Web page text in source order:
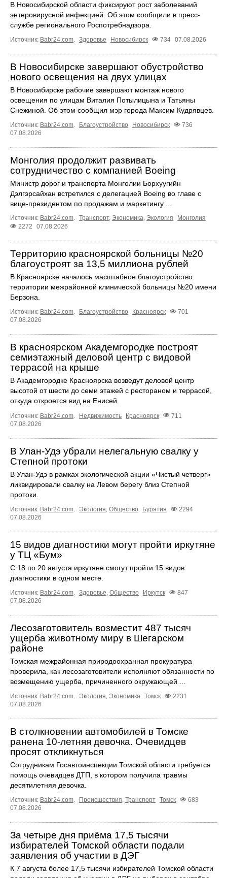
В Новосибирской области фиксируют рост заболеваний
энтеровирусной инфекцией. Об этом сообщили в пресс-
службе регионального Роспотребнадзора.
Источник: Babr24.com. Здоровье Новосибирск 734 07.08.2026
В Новосибирске завершают обустройство
нового освещения на двух улицах
В Новосибирске рабочие завершают монтаж нового
освещения по улицам Виталия Потылицына и Татьяны
Снежиной. Об этом сообщил мэр города Максим Кудрявцев.
Источник: Babr24.com. Благоустройство Новосибирск
736
07.08.2026
Монголия продолжит развивать
сотрудничество с компанией Boeing
Министр дорог и транспорта Монголии Борхуугийн
Дэлгэрсайхан встретился с делегацией Boeing во главе с
вице-президентом по продажам и маркетингу ...
Источник: Babr24.com. Транспорт, Экономика, Экология
Монголия
2272
07.08.2026
Территорию красноярской больницы №20
благоустроят за 13,5 миллиона рублей
В Красноярске началось масштабное благоустройство
территории межрайонной клинической больницы №20 имени
Берзона.
Источник: Babr24.com. Благоустройство Красноярск
701
07.08.2026
В красноярском Академгородке построят
семиэтажный деловой центр с видовой
террасой на крыше
В Академгородке Красноярска возведут деловой центр
высотой от шести до семи этажей с рестораном и террасой,
откуда откроется вид на Енисей.
Источник: Babr24.com Недвижимость Красноярск
711
07.08.2026
В Улан-Удэ убрали нелегальную свалку у
Степной протоки
В Улан-Удэ в рамках экологической акции «Чистый четверг»
ликвидировали свалку на Левом берегу близ Степной
протоки.
Источник: Babr24.com Экология Общество Бурятия
2294
07.08.2026
15 видов диагностики могут пройти иркутяне
у ТЦ «Бум»
С 18 по 20 августа иркутяне смогут пройти 15 видов
диагностики в одном месте.
Источник: Babr24.com. Здоровье, Общество Иркутск
847
07.08.2026
Лесозаготовитель возместит 487 тысяч
ущерба животному миру в Шегарском
районе
Томская межрайонная природоохранная прокуратура
проверила, как лесозаготовители исполняют обязанности по
возмещению ущерба, причиненного окружающей ...
Источник: Babr24.com. Экология, Экономика Томск
2231
07.08.2026
В столкновении автомобилей в Томске
ранена 10-летняя девочка. Очевидцев
просят откликнуться
Сотрудникам Госавтоинспекции Томской области требуется
помощь очевидцев ДТП, в котором получила травмы
десятилетняя девочка.
Источник: Babr24.com. Происшествия, Транспорт Томск
683
07.08.2026
За четыре дня приёма 17,5 тысячи
избирателей Томской области подали
заявления об участии в ДЭГ
К 7 августа более 17,5 тысячи избирателей Томской области